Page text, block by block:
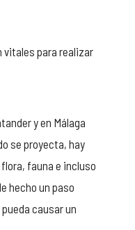
vitales para realizar
y en Málaga
se proyecta, hay
fauna e incluso
hecho un paso
causar un